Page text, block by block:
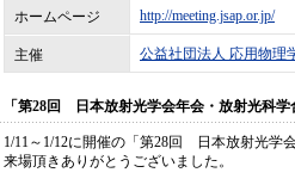
ホームページ http://meeting.jsap.or.jp/
主催 公益社団法人 応用物理
「第28回 日本放射光学会年会・放射光科
1/11～1/12に開催の「第28回 日本放射光
来場頂きありがとうございました。